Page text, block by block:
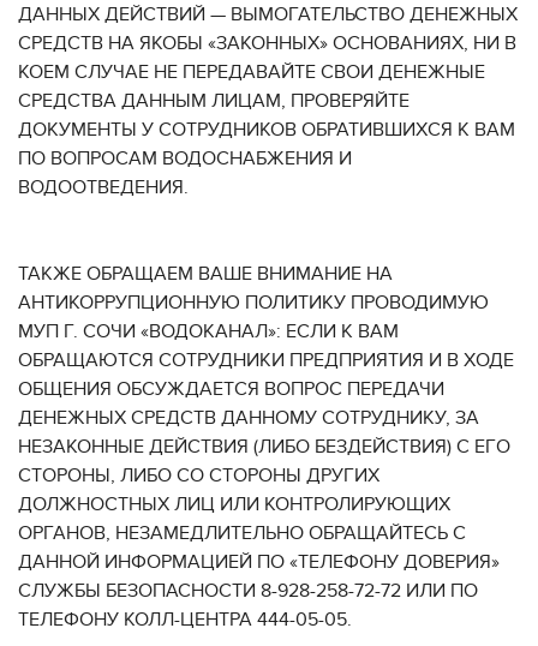
ДАННЫХ ДЕЙСТВИЙ — ВЫМОГАТЕЛЬСТВО ДЕНЕЖНЫХ
СРЕДСТВ НА ЯКОБЫ «ЗАКОННЫХ» ОСНОВАНИЯХ, НИ В
КОЕМ СЛУЧАЕ НЕ ПЕРЕДАВАЙТЕ СВОИ ДЕНЕЖНЫЕ
СРЕДСТВА ДАННЫМ ЛИЦАМ, ПРОВЕРЯЙТЕ
ДОКУМЕНТЫ У СОТРУДНИКОВ ОБРАТИВШИХСЯ К ВАМ
ПО ВОПРОСАМ ВОДОСНАБЖЕНИЯ И
ВОДООТВЕДЕНИЯ.
ТАКЖЕ ОБРАЩАЕМ ВАШЕ ВНИМАНИЕ НА
АНТИКОРРУПЦИОННУЮ ПОЛИТИКУ ПРОВОДИМУЮ
МУП Г. СОЧИ «ВОДОКАНАЛ»: ЕСЛИ К ВАМ
ОБРАЩАЮТСЯ СОТРУДНИКИ ПРЕДПРИЯТИЯ И В ХОДЕ
ОБЩЕНИЯ ОБСУЖДАЕТСЯ ВОПРОС ПЕРЕДАЧИ
ДЕНЕЖНЫХ СРЕДСТВ ДАННОМУ СОТРУДНИКУ, ЗА
НЕЗАКОННЫЕ ДЕЙСТВИЯ (ЛИБО БЕЗДЕЙСТВИЯ) С ЕГО
СТОРОНЫ, ЛИБО СО СТОРОНЫ ДРУГИХ
ДОЛЖНОСТНЫХ ЛИЦ ИЛИ КОНТРОЛИРУЮЩИХ
ОРГАНОВ, НЕЗАМЕДЛИТЕЛЬНО ОБРАЩАЙТЕСЬ С
ДАННОЙ ИНФОРМАЦИЕЙ ПО «ТЕЛЕФОНУ ДОВЕРИЯ»
СЛУЖБЫ БЕЗОПАСНОСТИ 8-928-258-72-72 ИЛИ ПО
ТЕЛЕФОНУ КОЛЛ-ЦЕНТРА 444-05-05.